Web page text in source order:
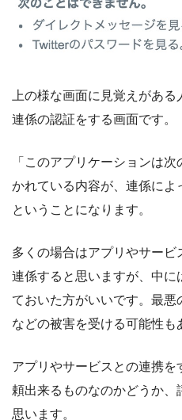
上の様な画面に見覚えがあ
連係の認証をする画面です。
「このアプリケーションは
かれている内容が、連係に
ということになります。
多くの場合はアプリやサー
連係すると思いますが、中に
ておいた方がいいです。最悪
などの被害を受ける可能性も
アプリやサービスとの連携
頼出来るものなのかどうか、
思います。